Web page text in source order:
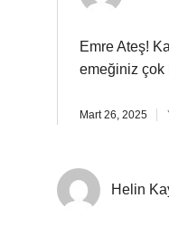
Emre Ateş!
emeğiniz çok
Mart 26, 2025
Helin